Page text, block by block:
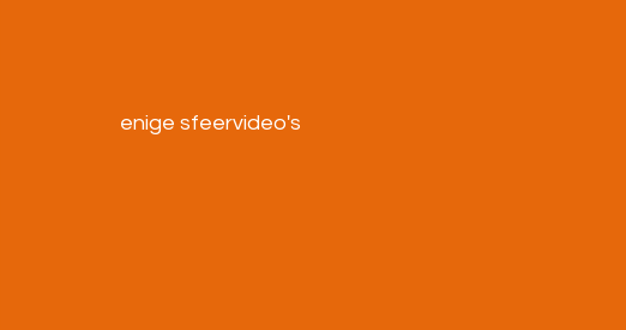
enige sfeervideo's